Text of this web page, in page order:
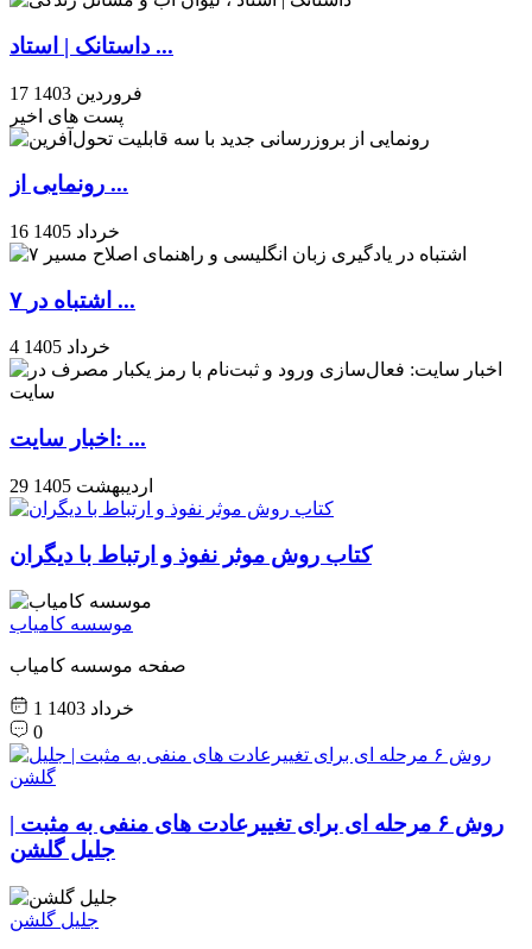
داستانک | استاد ...
17 فروردین 1403
پست های اخیر
رونمایی از ...
16 خرداد 1405
۷ اشتباه در ...
4 خرداد 1405
اخبار سایت: ...
29 اردیبهشت 1405
کتاب روش موثر نفوذ و ارتباط با دیگران
موسسه کامیاب
صفحه موسسه کامیاب
1 خرداد 1403
0
روش ۶ مرحله ای برای تغییرعادت های منفی به مثبت |
جلیل گلشن
جلیل گلشن